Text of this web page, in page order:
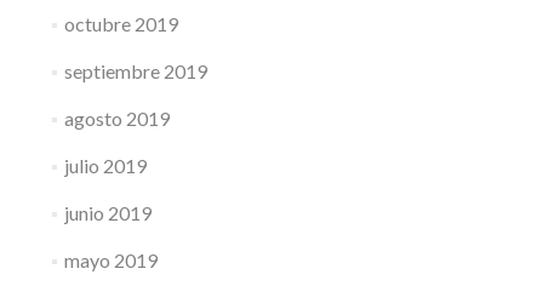
octubre 2019
septiembre 2019
agosto 2019
julio 2019
junio 2019
mayo 2019